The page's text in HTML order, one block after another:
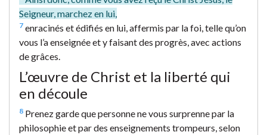
Seigneur, marchez en lui,
7 enracinés et édifiés en lui, affermis par la foi, telle qu’on
vous l’a enseignée et y faisant des progrès, avec actions
de grâces.
L’œuvre de Christ et la liberté qui
en découle
8 Prenez garde que personne ne vous surprenne par la
philosophie et par des enseignements trompeurs, selon